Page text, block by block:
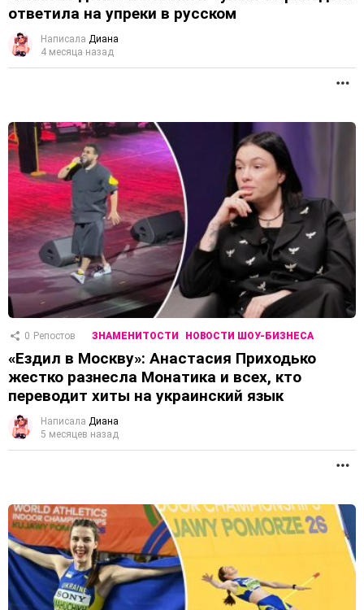
ответила на упреки в русском
Написала Диана
4 месяца назад
0 Репостов ЗНАМЕНИТОСТИ НОВОСТИ ШОУ-БИЗНЕСА
«Ездил в Москву»: Анастасия Приходько
жестко разнесла Монатика и всех, кто
переводит хиты на украинский язык
Написала Диана
5 месяцев назад